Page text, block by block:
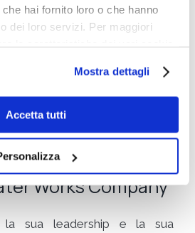
hai fornito loro o che hanno
dei loro servizi. Per maggiori
Mostra dettagli
Accetta tutti
Finlandia ha fissato una serie
tra cui limitare il riscaldamento
marketing
video.
Works Company
la sua leadership e la sua